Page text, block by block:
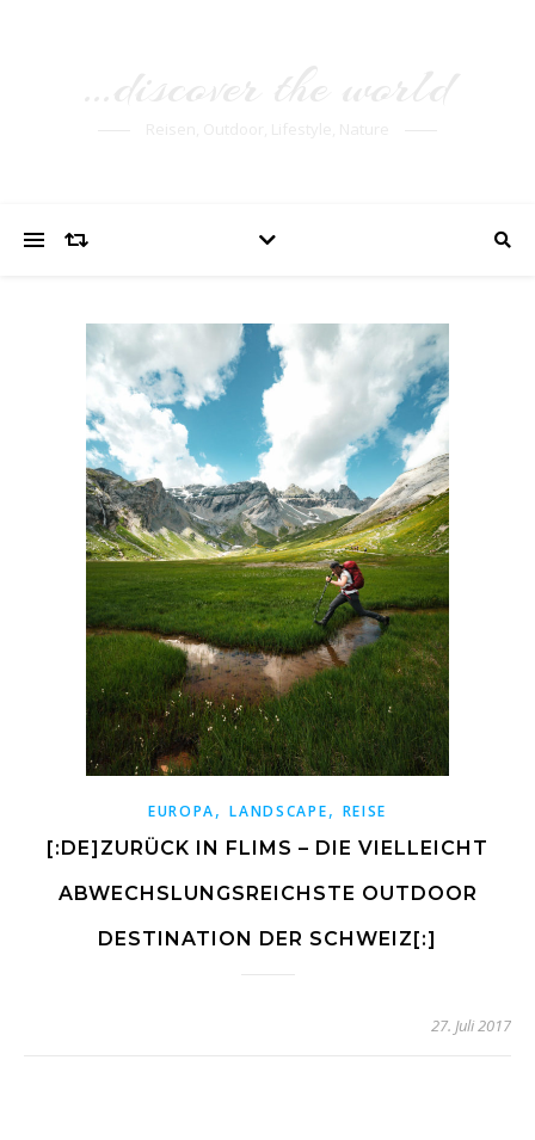
EUROPA,LANDSCAPE, REISE
[:DE]ZURÜCK IN FLIMS – DIE VIELLEICHT
ABWECHSLUNGSREICHSTE OUTDOOR
DESTINATION DER SCHWEIZ[:]
27. Juli 2017